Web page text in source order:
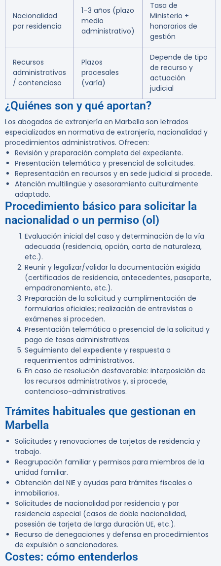
Nacionalidad
por residencia
1–3 años (plazo
medio
administrativo)
Tasa de
Ministerio +
honorarios de
gestión
Recursos
administrativos
/ contencioso
Plazos
procesales
(varía)
Depende de tipo
de recurso y
actuación
judicial
¿Quiénes son y qué aportan?
Los abogados de extranjería en Marbella son letrados
especializados en normativa de extranjería, nacionalidad y
procedimientos administrativos. Ofrecen:
Revisión y preparación completa del expediente.
Presentación telemática y presencial de solicitudes.
Representación en recursos y en sede judicial si procede.
Atención multilingüe y asesoramiento culturalmente
adaptado.
Procedimiento básico para solicitar la
nacionalidad o un permiso (ol)
Evaluación inicial del caso y determinación de la vía
adecuada (residencia, opción, carta de naturaleza,
etc.).
Reunir y legalizar/validar la documentación exigida
(certificados de residencia, antecedentes, pasaporte,
empadronamiento, etc.).
Preparación de la solicitud y cumplimentación de
formularios oficiales; realización de entrevistas o
exámenes si proceden.
Presentación telemática o presencial de la solicitud y
pago de tasas administrativas.
Seguimiento del expediente y respuesta a
requerimientos administrativos.
En caso de resolución desfavorable: interposición de
los recursos administrativos y, si procede,
contencioso-administrativos.
Trámites habituales que gestionan en
Marbella
Solicitudes y renovaciones de tarjetas de residencia y
trabajo.
Reagrupación familiar y permisos para miembros de la
unidad familiar.
Obtención del NIE y ayudas para trámites fiscales o
inmobiliarios.
Solicitudes de nacionalidad por residencia y por
residencia especial (casos de doble nacionalidad,
posesión de tarjeta de larga duración UE, etc.).
Recurso de denegaciones y defensa en procedimientos
de expulsión o sancionadores.
Costes: cómo entenderlos